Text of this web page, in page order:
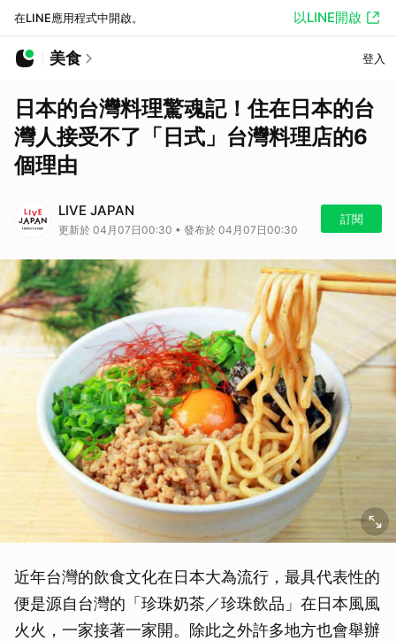
在LINE應用程式中開啟。 以LINE開啟
美食 登入
日本的台灣料理驚魂記！住在日本的台
灣人接受不了「日式」台灣料理店的6
個理由
LIVE JAPAN
更新於 04月07日00:30 • 發布於 04月07日00:30
訂閱
近年台灣的飲食文化在日本大為流行，最具代表性的
便是源自台灣的「珍珠奶茶／珍珠飲品」在日本風風
火火，一家接著一家開。除此之外許多地方也會舉辦